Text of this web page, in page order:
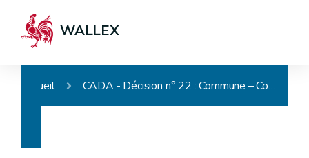
WALLEX
Accueil CADA - Décision n° 22 : Commune – Communication en cours de procédure – Perte d'objet